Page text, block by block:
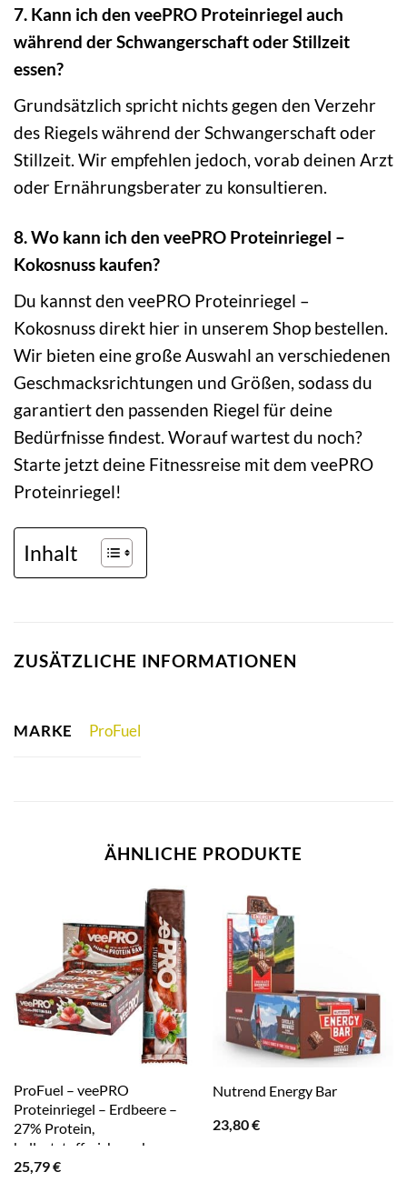
7. Kann ich den veePRO Proteinriegel auch
während der Schwangerschaft oder Stillzeit
essen?
Grundsätzlich spricht nichts gegen den Verzehr
des Riegels während der Schwangerschaft oder
Stillzeit. Wir empfehlen jedoch, vorab deinen Arzt
oder Ernährungsberater zu konsultieren.
8. Wo kann ich den veePRO Proteinriegel –
Kokosnuss kaufen?
Du kannst den veePRO Proteinriegel –
Kokosnuss direkt hier in unserem Shop bestellen.
Wir bieten eine große Auswahl an verschiedenen
Geschmacksrichtungen und Größen, sodass du
garantiert den passenden Riegel für deine
Bedürfnisse findest. Worauf wartest du noch?
Starte jetzt deine Fitnessreise mit dem veePRO
Proteinriegel!
Inhalt
ZUSÄTZLICHE INFORMATIONEN
MARKE ProFuel
ÄHNLICHE PRODUKTE
ProFuel – veePRO
Proteinriegel – Erdbeere –
27% Protein,
ballaststoffreich, zuckerarm
& 100% vegan
25,79€
Nutrend Energy Bar
23,80€